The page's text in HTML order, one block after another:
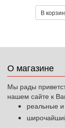
В
О магазине
Мы рады
нашем сайте к
реальные